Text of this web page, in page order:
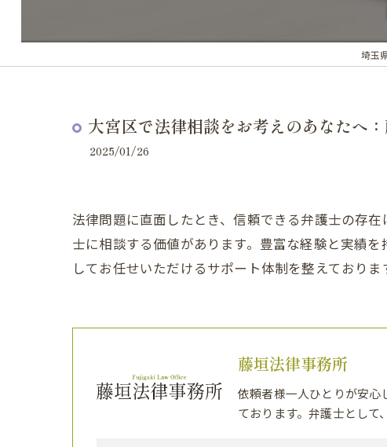
埼玉
大宮区で法律相談をお考えのあなたへ
2025/01/26
法律問題に直面したとき、信頼できる弁護士の存
士に相談する価値があります。豊富な経験と実績
してお任せいただけるサポート体制を整えており
藤垣法律事務所
依頼者様一人ひとりが安心
ております。弁護士として